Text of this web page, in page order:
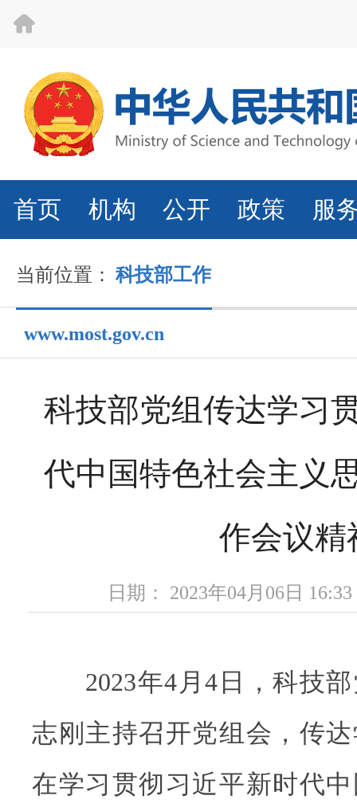
首页 机构 公开 政策 服
当前位置： 科技部工作
www.most.gov.cn
科技部党组传达学习
代中国特色社会主义
作会议精
日期： 2023年04月06日
2023年4月4日，科技部
志刚主持召开党组会，传
在学习贯彻习近平新时代